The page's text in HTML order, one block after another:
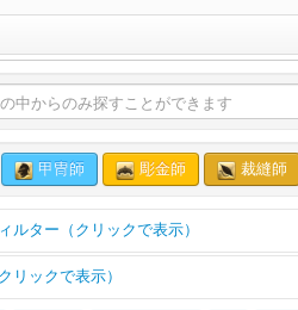
甲冑師 彫金師 裁縫師
ルター（クリックで表示）
リックで表示）